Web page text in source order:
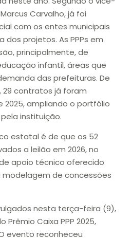
Carvalho, já foi
com os entes municipais
projetos. As PPPs em
principalmente, de
infantil, áreas que
das prefeituras. De
29 contratos já foram
2025, ampliando o portfólio
instituição.
estatal é de que os 52
a leilão em 2026, no
apoio técnico oferecido
de concessões
nesta terça-feira (9),
Caixa PPP 2025,
evento reconheceu